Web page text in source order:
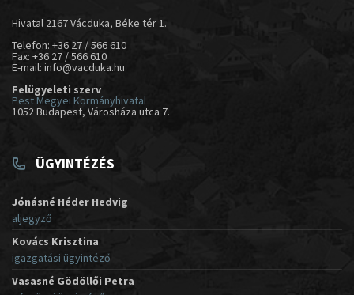
Hivatal 2167 Vácduka, Béke tér 1.
Telefon: +36 27 / 566 610
Fax: +36 27 / 566 610
E-mail: info@vacduka.hu
Felügyeleti szerv
Pest Megyei Kormányhivatal
1052 Budapest, Városháza utca 7.
ÜGYINTÉZÉS
Jónásné Héder Hedvig
aljegyző
Kovács Krisztina
igazgatási ügyintéző
Vasasné Gödöllői Petra